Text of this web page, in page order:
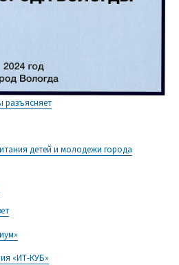
разъясняет
детей и молодежи города
«ИТ-КУБ»